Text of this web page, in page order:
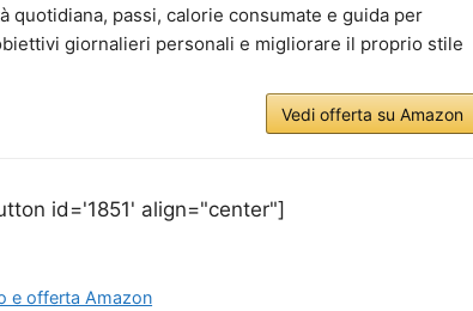
quotidiana, passi, calorie consumate e guida per
giornalieri personali e migliorare il proprio stile
Vedi offerta su Amazon
id='1851' align="center"]
e offerta Amazon